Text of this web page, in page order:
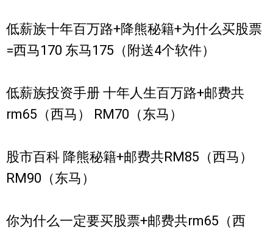
低薪族十年百万路+降熊秘籍+为什么买股票
=西马170 东马175（附送4个软件）
低薪族投资手册 十年人生百万路+邮费共
rm65（西马） RM70（东马）
股市百科 降熊秘籍+邮费共RM85（西马）
RM90（东马）
你为什么一定要买股票+邮费共rm65（西